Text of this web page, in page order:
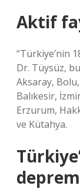
Aktif
“Türkiye’nin
Dr. Tüysüz,
Aksaray,
Balıkesir,
Erzurum,
ve Kütahya.